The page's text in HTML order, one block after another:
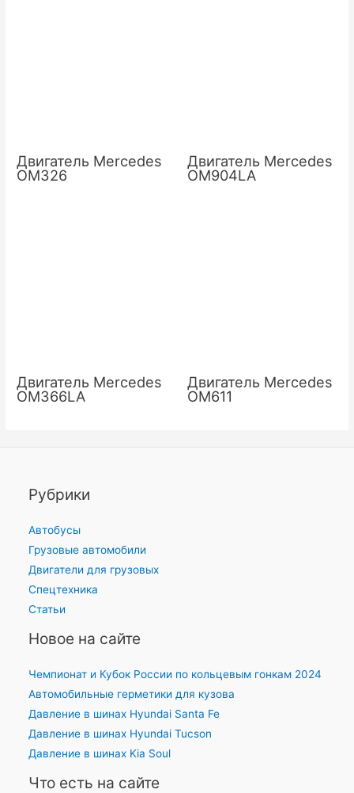
Двигатель Mercedes
OM326
Двигатель Mercedes
OM904LA
Двигатель Mercedes
OM366LA
Двигатель Mercedes
OM611
Рубрики
Автобусы
Грузовые автомобили
Двигатели для грузовых
Спецтехника
Статьи
Новое на сайте
Чемпионат и Кубок России по кольцевым гонкам 2024
Автомобильные герметики для кузова
Давление в шинах Hyundai Santa Fe
Давление в шинах Hyundai Tucson
Давление в шинах Kia Soul
Что есть на сайте